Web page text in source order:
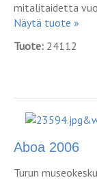
mitalitaidetta
Näytä tuote »
Tuote: 24112
Aboa 2006
Turun